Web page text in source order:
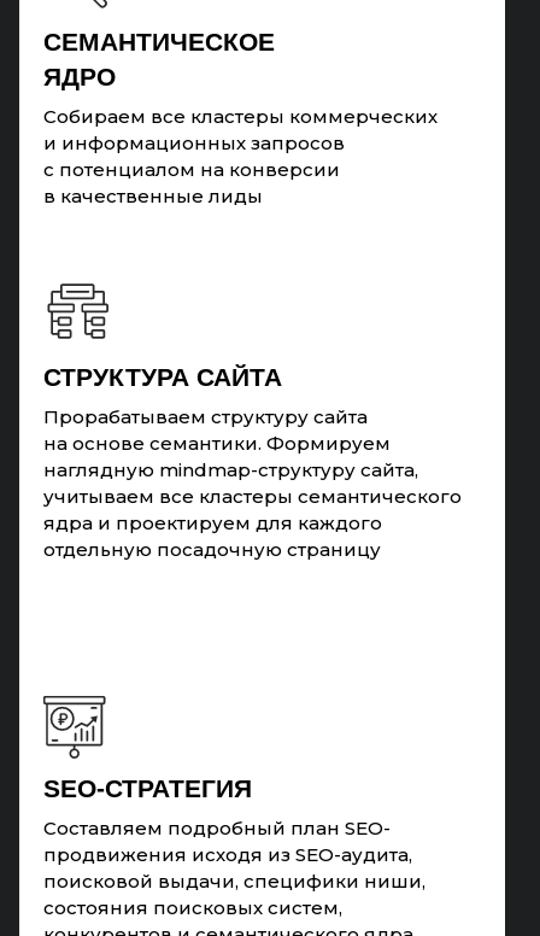
CЕМАНТИЧЕСКОЕ
ЯДРО
Собираем все кластеры коммерческих
и информационных запросов
с потенциалом на конверсии
в качественные лиды
Прорабатываем структуру сайта
на основе семантики. Формируем
наглядную mindmap-структуру сайта,
учитываем все кластеры семантического
ядра и проектируем для каждого
отдельную посадочную страницу
СТРУКТУРА САЙТА
Составляем подробный план SEO-
продвижения исходя из SEO-аудита,
поисковой выдачи, специфики ниши,
состояния поисковых систем,
SEO-СТРАТЕГИЯ